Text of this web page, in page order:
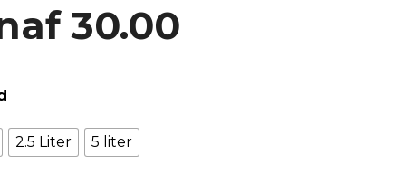
30.00
2.5 Liter 5 liter